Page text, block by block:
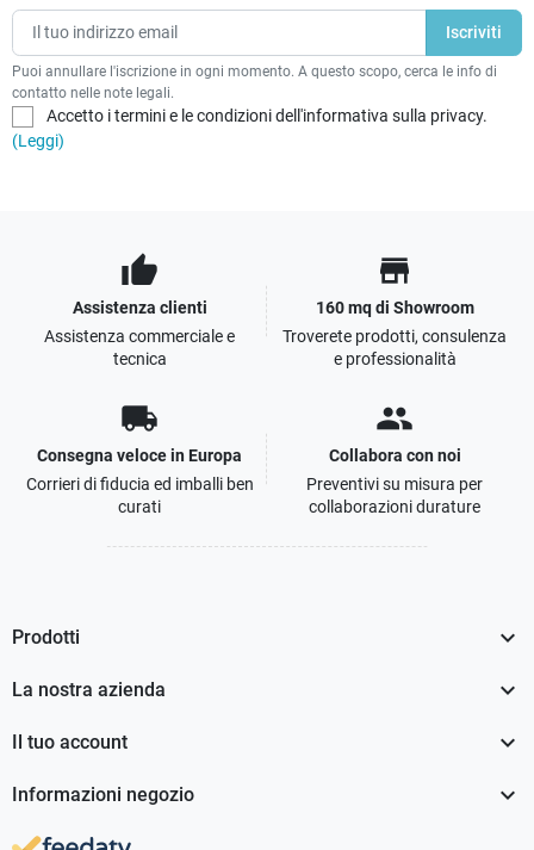
Puoi annullare l'iscrizione in ogni momento. A questo scopo, cerca le info di
contatto nelle note legali.
Accetto i termini e le condizioni dell'informativa sulla privacy.
(Leggi)
thumb_up
Assistenza clienti
Assistenza commerciale e
tecnica
store
160 mq di Showroom
Troverete prodotti, consulenza
e professionalità
local_shipping
Consegna veloce in Europa
Corrieri di fiducia ed imballi ben
curati
people
Collabora con noi
Preventivi su misura per
collaborazioni durature
Prodotti 
La nostra azienda 
Il tuo account 
Informazioni negozio 